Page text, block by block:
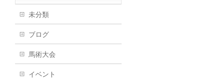
未分類
ブログ
馬術大会
イベント